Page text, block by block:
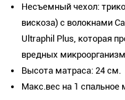
Несъемный чехол:
вискоза) с волокнами
Ultraphil Plus, которая
вредных
Высота матраса: 24 см.
Макс.вес на 1 спальное